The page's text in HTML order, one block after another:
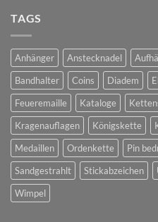
TAGS
Anhänger Anstecknadel
Bandhalter
Coins Diadem
Feueremaille
Kataloge
Kragenauflagen
Königskette
Medaillen
Ordenkette Pin
Sandgestrahlt
Stickabzeichen
Wimpel